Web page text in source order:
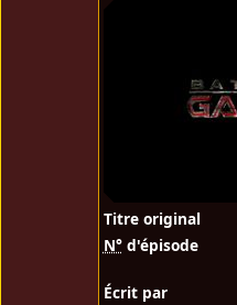
Titre original
N°d'épisode
Écrit par